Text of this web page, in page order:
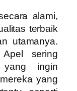
alami,
terbaik
utamanya.
sering
ingin
yang